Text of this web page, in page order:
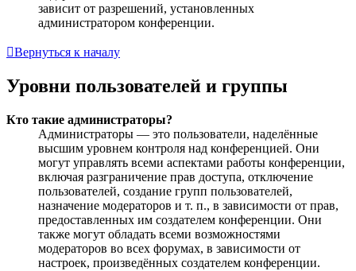
зависит от разрешений, установленных
администратором конференции.
Вернуться к началу
Уровни пользователей и группы
Кто такие администраторы?
Администраторы — это пользователи, наделённые
высшим уровнем контроля над конференцией. Они
могут управлять всеми аспектами работы конференции,
включая разграничение прав доступа, отключение
пользователей, создание групп пользователей,
назначение модераторов и т. п., в зависимости от прав,
предоставленных им создателем конференции. Они
также могут обладать всеми возможностями
модераторов во всех форумах, в зависимости от
настроек, произведённых создателем конференции.